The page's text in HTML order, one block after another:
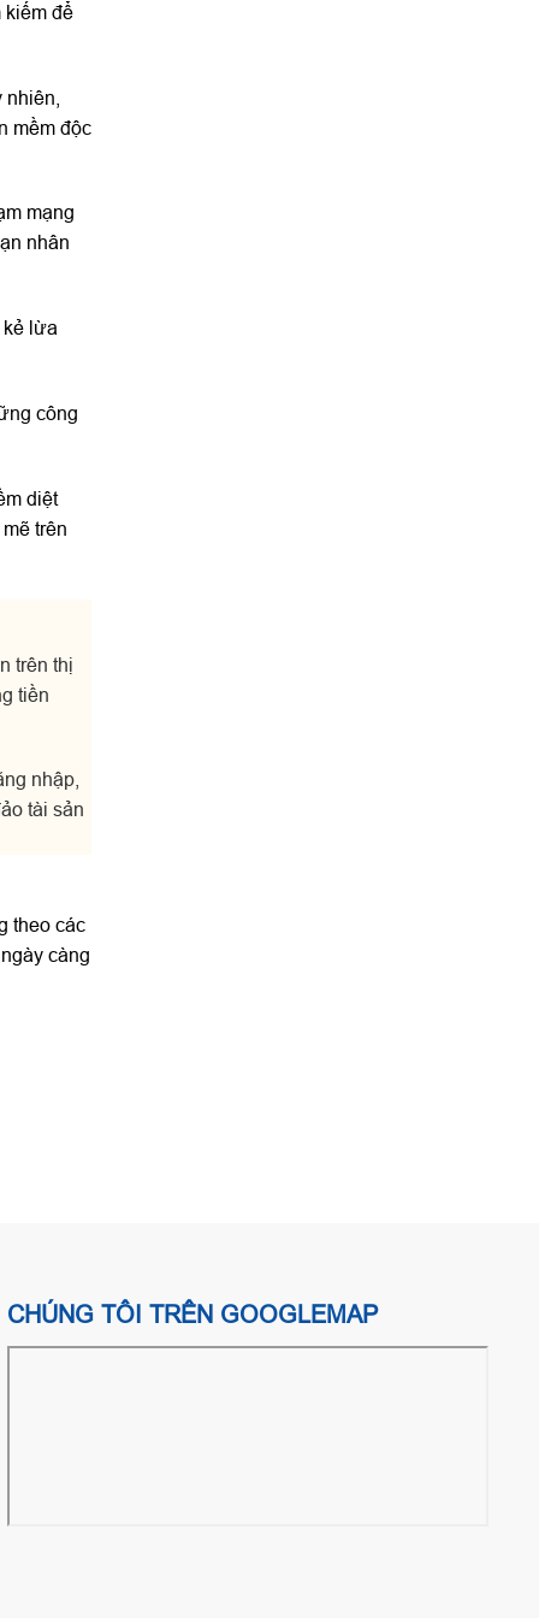
kiếm để
mềm độc
mạng
nhân
kẻ lừa
công
diệt
trên
trên thị
tiền
nhập,
tài sản
theo các
càng
CHÚNG TÔI TRÊN GOOGLEMAP